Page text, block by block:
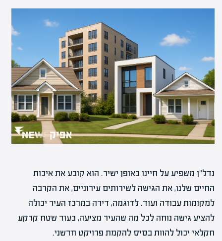
נדל"ן משפיע על חיינו באופן ישיר. הוא קובע את איכות
החיים שלנו, את הגישה לשירותים עירוניים, את הקרבה
למקומות עבודה ועוד. לדוגמה, דירה במרכז העיר יכולה
להציע גישה נוחה לכל מה שהעיר מציעה, בעוד שטח קרקע
חקלאי יכול להוות בסיס להקמת פרויקט חדשני.